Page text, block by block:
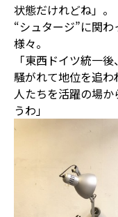
状態だけれどね」。
“シュタージ”に関
様々。
「東西ドイツ統一
騒がれて地位を追
人たちを活躍の場
うわ」